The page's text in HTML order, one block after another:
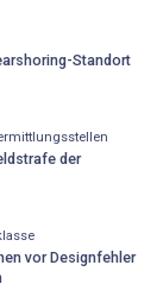
Standort
der
vor Designfehler